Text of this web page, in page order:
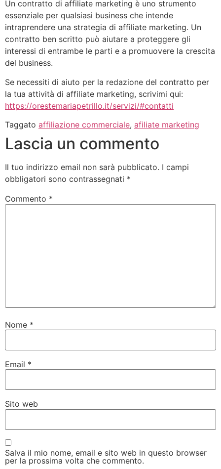
Un contratto di affiliate marketing è uno strumento
essenziale per qualsiasi business che intende
intraprendere una strategia di affiliate marketing. Un
contratto ben scritto può aiutare a proteggere gli
interessi di entrambe le parti e a promuovere la crescita
del business.
Se necessiti di aiuto per la redazione del contratto per
la tua attività di affiliate marketing, scrivimi qui:
https://orestemariapetrillo.it/servizi/#contatti
Taggato affiliazione commerciale, afiliate marketing
Lascia un commento
Il tuo indirizzo email non sarà pubblicato. I campi
obbligatori sono contrassegnati *
Commento *
Nome *
Email *
Sito web
Salva il mio nome, email e sito web in questo browser
per la prossima volta che commento.